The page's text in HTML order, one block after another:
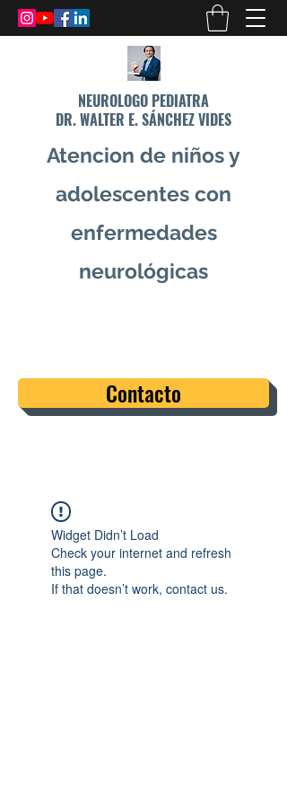
NEUROLOGO PEDIATRA
DR. WALTER E. SÁNCHEZ VIDES
Atencion de niños y
adolescentes con
enfermedades
neurológicas
Contacto
Widget Didn’t Load
Check your internet and refresh
this page.
If that doesn’t work, contact us.